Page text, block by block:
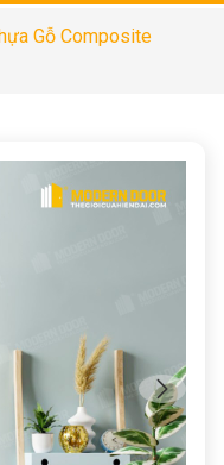
Gỗ Composite